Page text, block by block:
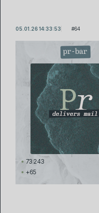
64
05.01.26 14:33:53
pr-bar
73 243
+65